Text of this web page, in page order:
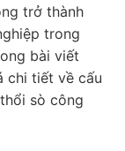
trở thành
trong
bài viết
chi tiết về cấu
sò công